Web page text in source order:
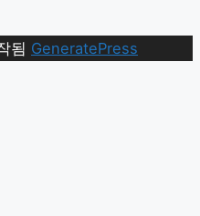
됨 GeneratePress